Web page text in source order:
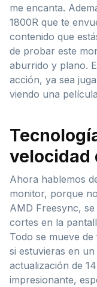
me encanta.
1800R que te
contenido que
de probar este
aburrido y plano.
acción, ya sea
viendo una
velocidad
Ahora hablemos
monitor, porque
AMD Freesync,
cortes en la
Todo se mueve
si estuvieras en
actualización de
impresionante,